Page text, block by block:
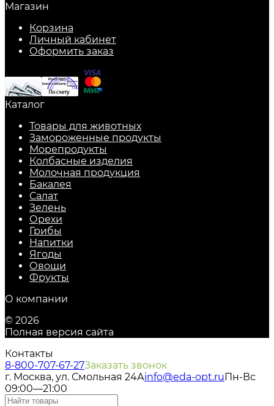
Магазин
Корзина
Личный кабинет
Оформить заказ
Каталог
Товары для животных
Замороженные продукты
Морепродукты
Колбасные изделия
Молочная продукция
Бакалея
Салат
Зелень
Орехи
Грибы
Напитки
Ягоды
Овощи
Фрукты
О компании
© 2026
Полная версия сайта
Контакты
8-800-707-67-27Заказать звонок
г. Москва, ул. Смольная 24Аinfo@eda-opt.ruПн-Вс
09:00—21:00